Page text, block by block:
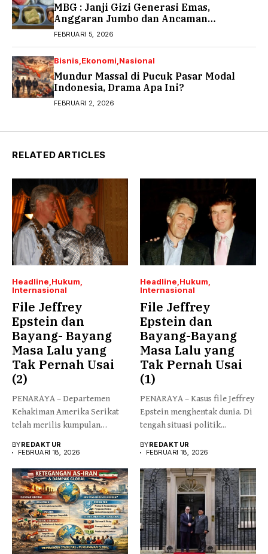
MBG : Janji Gizi Generasi Emas,
Anggaran Jumbo dan Ancaman
Keracunan
FEBRUARI 5, 2026
Bisnis Ekonomi Nasional
Mundur Massal di Pucuk Pasar Modal
Indonesia, Drama Apa Ini?
FEBRUARI 2, 2026
RELATED ARTICLES
Headline Hukum
Internasional
File Jeffrey
Epstein dan
Bayang- Bayang
Masa Lalu yang
Tak Pernah Usai
(2)
PENARAYA – Departemen
Kehakiman Amerika Serikat
telah merilis kumpulan
pertama...
BYREDAKTUR
FEBRUARI 18, 2026
Headline Hukum
Internasional
File Jeffrey
Epstein dan
Bayang-Bayang
Masa Lalu yang
Tak Pernah Usai
(1)
PENARAYA – Kasus file Jeffrey
Epstein menghentak dunia. Di
tengah situasi politik...
BYREDAKTUR
FEBRUARI 18, 2026